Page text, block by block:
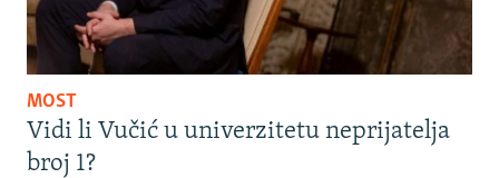
MOST
Vidi li Vučić u univerzitetu neprijatelja
broj 1?